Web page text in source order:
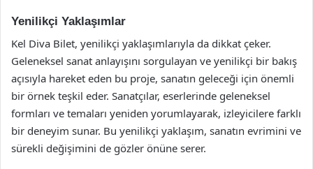
Yenilikçi Yaklaşımlar
Kel Diva Bilet, yenilikçi yaklaşımlarıyla da dikkat çeker.
Geleneksel sanat anlayışını sorgulayan ve yenilikçi bir bakış
açısıyla hareket eden bu proje, sanatın geleceği için önemli
bir örnek teşkil eder. Sanatçılar, eserlerinde geleneksel
formları ve temaları yeniden yorumlayarak, izleyicilere farklı
bir deneyim sunar. Bu yenilikçi yaklaşım, sanatın evrimini ve
sürekli değişimini de gözler önüne serer.